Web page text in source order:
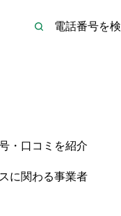
・口コミを紹介
に関わる事業者